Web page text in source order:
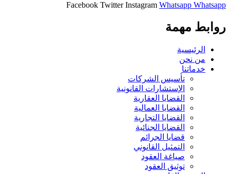
Facebook Twitter Instagram Whatsapp Whatsapp
روابط مهمة
الرئيسية
من نحن
خدماتنا
تأسيس الشركات
الإستشارات القانونية
القضايا العقارية
القضايا العمالية
القضايا التجارية
القضايا الجنائية
قضايا الجرائم
التمثيل القانوني
صياغة العقود
توثيق العقود